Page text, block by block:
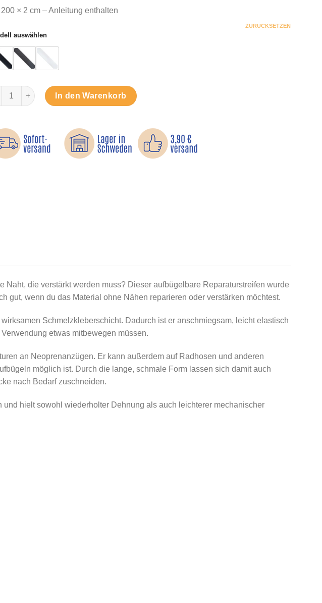
200 × 2 cm – Anleitung enthalten
auswählen
ZURÜCKSETZEN
für Neoprenanzug und Radhose – Aufbügelbar Menge
In den Warenkorb
die verstärkt werden muss? Dieser aufbügelbare Reparaturstreifen wurde
gut, wenn du das Material ohne Nähen reparieren oder verstärken möchtest.
Schmelzkleberschicht. Dadurch ist er anschmiegsam, leicht elastisch
etwas mitbewegen müssen.
an Neoprenanzügen. Er kann außerdem auf Radhosen und anderen
möglich ist. Durch die lange, schmale Form lassen sich damit auch
nach Bedarf zuschneiden.
und hielt sowohl wiederholter Dehnung als auch leichterer mechanischer